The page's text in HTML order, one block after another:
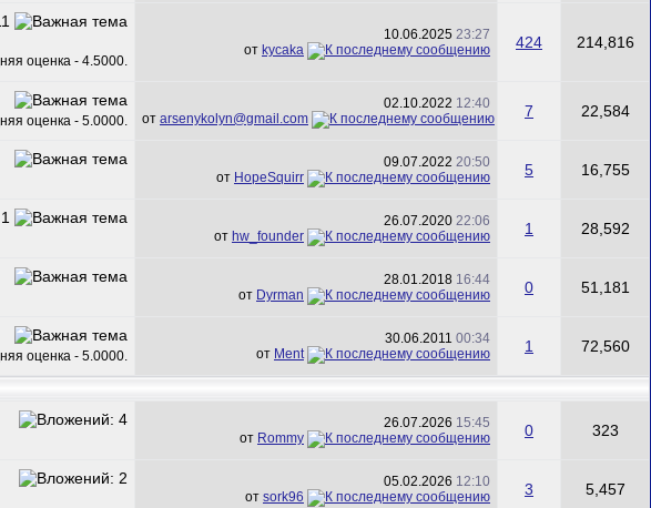
10.06.2025 23:27
от kycaka 424 214,816
02.10.2022 12:40
от arsenykolyn@gmail.com 7 22,584
09.07.2022 20:50
от HopeSquirr 5 16,755
26.07.2020 22:06
от hw_founder 1 28,592
28.01.2018 16:44
от Dyrman 0 51,181
30.06.2011 00:34
от Ment 1 72,560
26.07.2026 15:45
от Rommy 0 323
05.02.2026 12:10
от sork96 3 5,457